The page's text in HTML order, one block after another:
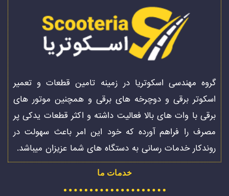
گروه مهندسی اسکوتریا در زمینه تامین قطعات و تعمیر
اسکوتر برقی و دوچرخه های برقی و همچنین موتور های
برقی با وات های بالا فعالیت داشته و اکثر قطعات یدکی پر
مصرف را فراهم آورده که خود این امر باعث سهولت در
روندکار خدمات رسانی به دستگاه های شما عزیزان میباشد.
خدمات ما